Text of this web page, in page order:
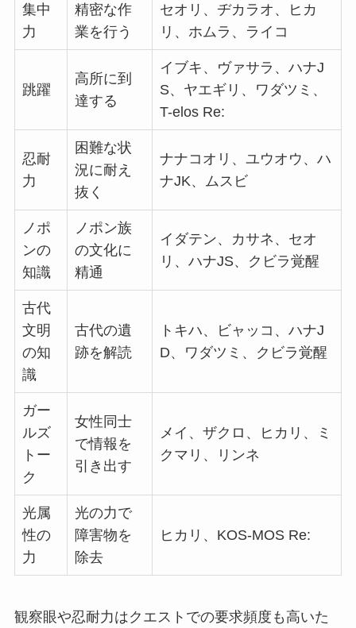
集中
力
精密な作
業を行う
セオリ、ヂカラオ、ヒカ
リ、ホムラ、ライコ
跳躍
高所に到
達する
イブキ、ヴァサラ、ハナJ
S、ヤエギリ、ワダツミ、
T-elos Re:
忍耐
力
困難な状
況に耐え
抜く
ナナコオリ、ユウオウ、ハ
ナJK、ムスビ
ノポ
ンの
知識
ノポン族
の文化に
精通
イダテン、カサネ、セオ
リ、ハナJS、クビラ覚醒
古代
文明
の知
識
古代の遺
跡を解読
トキハ、ビャッコ、ハナJ
D、ワダツミ、クビラ覚醒
ガー
ルズ
トー
ク
女性同士
で情報を
引き出す
メイ、ザクロ、ヒカリ、ミ
クマリ、リンネ
光属
性の
力
光の力で
障害物を
除去
ヒカリ、KOS-MOS Re:
観察眼や忍耐力はクエストでの要求頻度も高いた